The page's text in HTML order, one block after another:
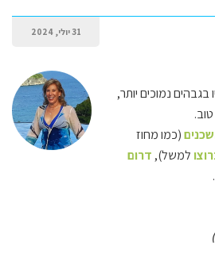
31 יולי, 2024
בגבהים נמוכים יותר,
(כמו מחוז
למשל), דרום
.